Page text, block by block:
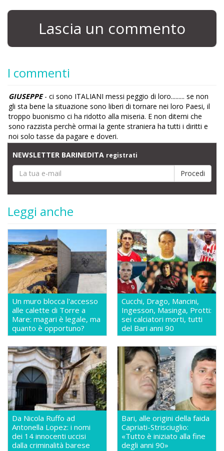
Lascia un commento
I commenti
GIUSEPPE- ci sono ITALIANI messi peggio di loro......... se non
gli sta bene la situazione sono liberi di tornare nei loro Paesi, il
troppo buonismo ci ha ridotto alla miseria. E non ditemi che
sono razzista perchè ormai la gente straniera ha tutti i diritti e
noi solo tasse da pagare e doveri.
NEWSLETTER BARINEDITA registrati
Leggi anche
Un muro blocca l'accesso
alle calette di Torre a
Mare: magari è legale, ma
quanto è opportuno?
Cucchi, Drago, Mancini,
Ingesson, Masinga, Protti:
sei calciatori morti, tutti
del Bari anni 90
Da Nicola Ruffo ad
Antonella Lopez: i nomi
dei 14 innocenti uccisi
dalla criminalità barese
Bari, alle origini della faida
Capriati-Strisciuglio:
«Tutto è iniziato alla fine
degli anni 90»